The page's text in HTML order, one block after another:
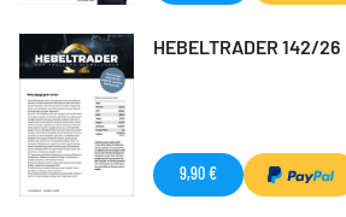
HEBELTRADER 142/26
9,90 €